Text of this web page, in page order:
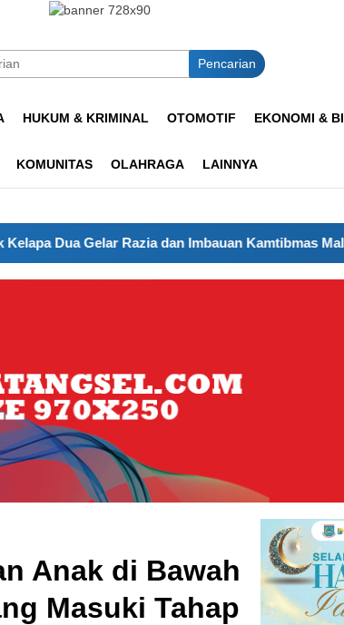
Pencarian
HUKUM & KRIMINAL OTOMOTIF EKONOMI &
KOMUNITAS OLAHRAGA LAINNYA
Razia dan Imbauan Kamtibmas Malam Hari
Anak di Bawah
Masuki Tahap